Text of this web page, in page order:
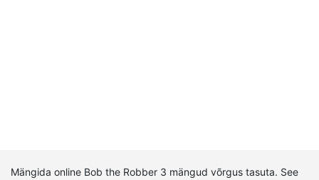
Mängida online Bob the Robber 3 mängud võrgus tasuta. See